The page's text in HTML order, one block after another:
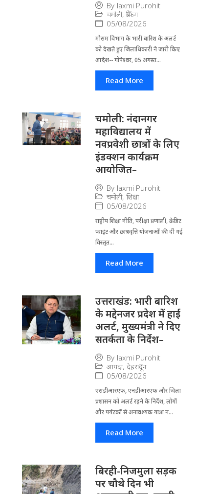
By laxmi Purohit
चमोली, ब्रेकिंग
05/08/2026
मौसम विभाग के भारी बारिश के अलर्ट
को देखते हुए जिला​धिकारी ने जारी किए
आदेश-- गोपेश्वर, 05 अगस्त...
Read More
चमोली: नंदानगर
महाविद्यालय में
नवप्रवेशी छात्रों के लिए
इंडक्शन कार्यक्रम
आयोजित–
By laxmi Purohit
चमोली, शिक्षा
05/08/2026
राष्ट्रीय शिक्षा नीति, परीक्षा प्रणाली, क्रेडिट
प्वाइंट और छात्रवृत्ति योजनाओं की दी गई
विस्तृत...
Read More
उत्तराखंड: भारी बारिश
के मद्देनजर प्रदेश में हाई
अलर्ट, मुख्यमंत्री ने दिए
सतर्कता के निर्देश–
By laxmi Purohit
आपदा, देहरादून
05/08/2026
एसडीआरएफ, एनडीआरएफ और जिला
प्रशासन को अलर्ट रहने के निर्देश, लोगों
और पर्यटकों से अनावश्यक यात्रा न...
Read More
बिरही-निजमुला सड़क
पर चौथे दिन भी